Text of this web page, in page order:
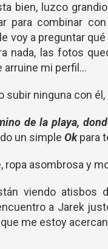
bien, luzco
para combinar
voy a preguntar qué
nada, las fotos
mi perfil...
subir ninguna con
de la playa,
un simple Okpara
ropa asombrosa y
viendo atisbos
a Jarek
me estoy